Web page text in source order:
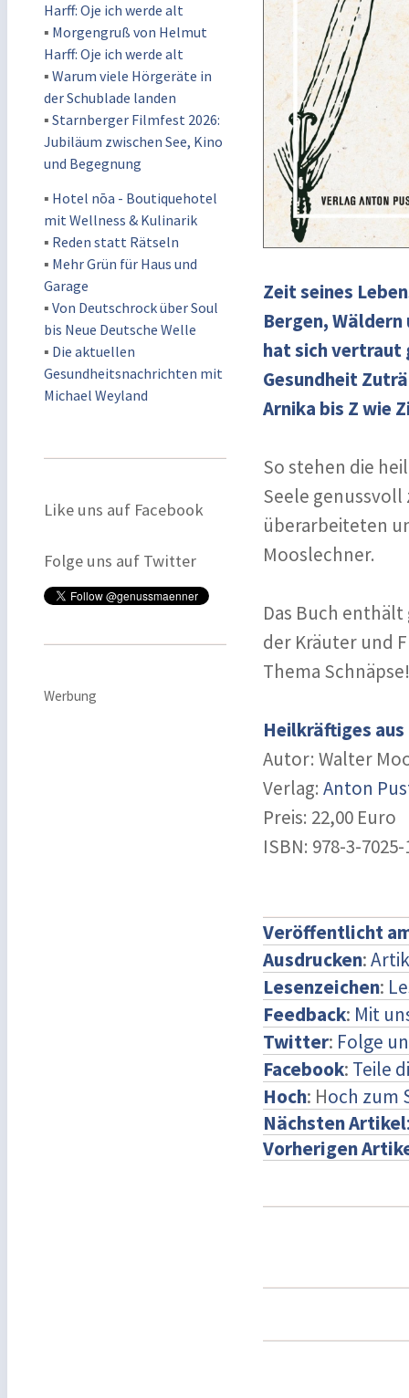
Harff: Oje ich werde alt
▪ Morgengruß von Helmut
Harff: Oje ich werde alt
▪ Warum viele Hörgeräte in
der Schublade landen
▪ Starnberger Filmfest 2026:
Jubiläum zwischen See, Kino
und Begegnung
▪ Hotel nōa - Boutiquehotel
mit Wellness & Kulinarik
▪ Reden statt Rätseln
▪ Mehr Grün für Haus und
Garage
▪ Von Deutschrock über Soul
bis Neue Deutsche Welle
▪ Die aktuellen
Gesundheitsnachrichten mit
Michael Weyland
Like uns auf Facebook
Folge uns auf Twitter
Werbung
Zeit seines
Bergen, Wäldern
hat sich vertraut
Gesundheit
Arnika bis Z wie
So stehen die
Seele
überarbeiteten
Mooslechner.
Das Buch
der Kräuter und
Thema Schnäpse!
Heilkräftiges
Autor: Walter
Verlag: Anton
Preis: 22,00 Euro
ISBN: 978-3-
Veröffentlicht
Ausdrucken:
Lesenzeichen:
Feedback: Mit
Twitter: Folge
Facebook: Teile
Hoch: Hoch zum
Nächsten Artikel
Vorherigen